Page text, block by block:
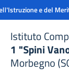
e del
Istituto
1 "Spini
Morbegno